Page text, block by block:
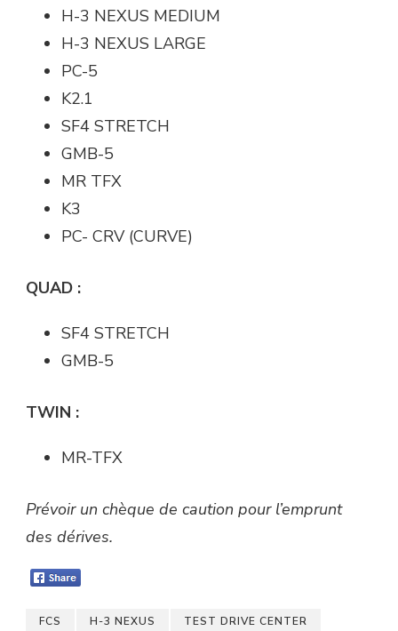
H-3 NEXUS MEDIUM
H-3 NEXUS LARGE
PC-5
K2.1
SF4 STRETCH
GMB-5
MR TFX
K3
PC- CRV (CURVE)
QUAD :
SF4 STRETCH
GMB-5
TWIN :
MR-TFX
Prévoir un chèque de caution pour l’emprunt
des dérives.
FCS H-3 NEXUS TEST DRIVE CENTER